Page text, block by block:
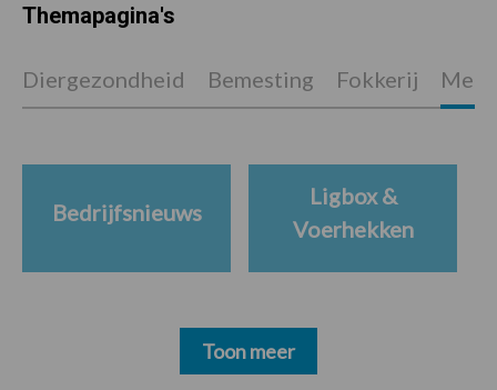
Themapagina's
Diergezondheid Bemesting Fokkerij
Bedrijfsnieuws
Ligbox &
Voerhekken
Toon meer